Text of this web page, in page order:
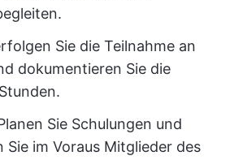
Sie die Teilnahme an
dokumentieren Sie die
Sie Schulungen und
Sie im Voraus Mitglieder des